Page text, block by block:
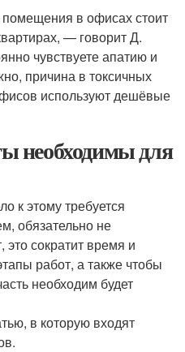
помещения в офисах стоит
— говорит Д.
чувствуете апатию и
причина в токсичных
используют дешёвые
необходимы для
к этому требуется
обязательно не
это сократит время и
работ, а также чтобы
необходим будет
в которую входят